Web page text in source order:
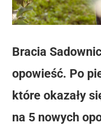
Bracia
opowieść. Po
które okazały
na 5 nowych